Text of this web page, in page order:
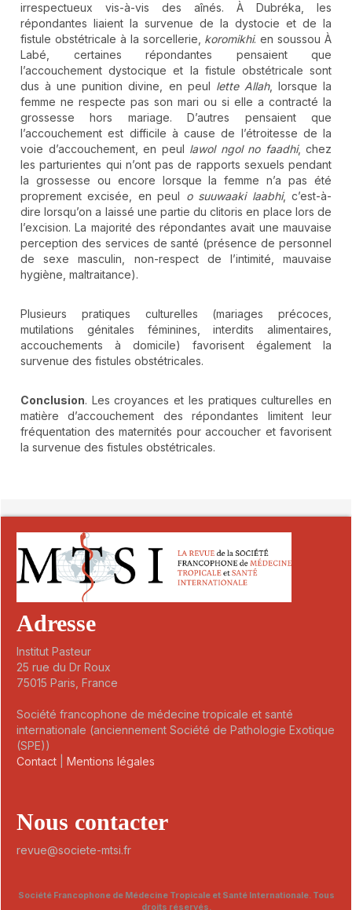
irrespectueux vis-à-vis des aînés. À Dubréka, les
répondantes liaient la survenue de la dystocie et de la
fistule obstétricale à la sorcellerie, koromikhi. en soussou À
Labé, certaines répondantes pensaient que
l’accouchement dystocique et la fistule obstétricale sont
dus à une punition divine, en peul lette Allah, lorsque la
femme ne respecte pas son mari ou si elle a contracté la
grossesse hors mariage. D’autres pensaient que
l’accouchement est difficile à cause de l’étroitesse de la
voie d’accouchement, en peul lawol ngol no faadhi, chez
les parturientes qui n’ont pas de rapports sexuels pendant
la grossesse ou encore lorsque la femme n’a pas été
proprement excisée, en peul o suuwaaki laabhi, c’est-à-
dire lorsqu’on a laissé une partie du clitoris en place lors de
l’excision. La majorité des répondantes avait une mauvaise
perception des services de santé (présence de personnel
de sexe masculin, non-respect de l’intimité, mauvaise
hygiène, maltraitance).
Plusieurs pratiques culturelles (mariages précoces,
mutilations génitales féminines, interdits alimentaires,
accouchements à domicile) favorisent également la
survenue des fistules obstétricales.
Conclusion. Les croyances et les pratiques culturelles en
matière d’accouchement des répondantes limitent leur
fréquentation des maternités pour accoucher et favorisent
la survenue des fistules obstétricales.
Adresse
Institut Pasteur
25 rue du Dr Roux
75015 Paris, France
Société francophone de médecine tropicale et santé
internationale (anciennement Société de Pathologie Exotique
(SPE))
Contact
Mentions légales
Nous contacter
revue@societe-mtsi.fr
Société Francophone de Médecine Tropicale et Santé Internationale. Tous
droits réservés.